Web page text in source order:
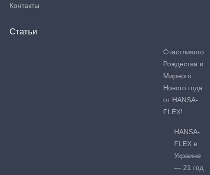
Контакты
Статьи
Счастливого
Рождества и
Мирного
Нового года
от HANSA-
FLEX!
HANSA-
FLEX в
Украине
— 21 год